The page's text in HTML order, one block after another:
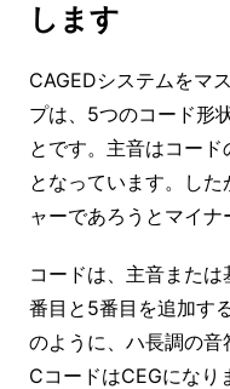
します
CAGEDシステムをマ
プは、5つのコード形
とです。主音はコー
となっています。し
ャーであろうとマイナ
コードは、主音また
番目と5番目を追加す
のように、ハ長調の
CコードはCEGになり